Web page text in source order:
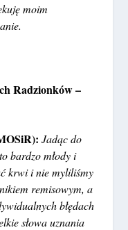
moim
Radzionków –
Jadąc do
bardzo młody i
krwi i nie myliliśmy
remisowym, a
błędach
słowa uznania